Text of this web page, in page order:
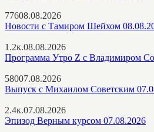
77608.08.2026
Новости с Тамиром Шейхом
1.2к.08.08.2026
Программа Утро Z с Владимиром
58007.08.2026
Выпуск с Михаилом Советским
2.4к.07.08.2026
Эпизод Верным курсом 07.08.2026